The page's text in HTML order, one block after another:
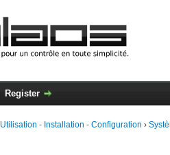
Register
Utilisation - Installation - Configuration ›